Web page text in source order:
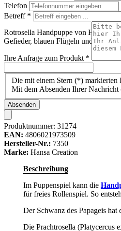
Rotrosella Handpuppe von Hansa
Gefieder, blauen Flügeln und langem
Telefon
Betreff *
Ihre Anfrage zum Produkt *
Die mit einem Stern (*) markierten
Mit dem Absenden Ihrer Nachricht
Absenden
Produktnummer: 31274
EAN: 4806021973509
Hersteller-Nr.: 7350
Marke: Hansa Creation
Beschreibung
Im Puppenspiel kann die
für freies Rollenspiel. So
Der Schwanz des Papageis
Die Prachtrosella (Platycercus